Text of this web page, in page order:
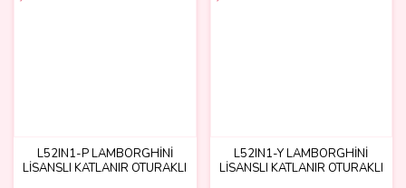
L52IN1-P LAMBORGHİNİ
LİSANSLI KATLANIR OTURAKLI
L52IN1-Y LAMBORGHİNİ
LİSANSLI KATLANIR OTURAKLI